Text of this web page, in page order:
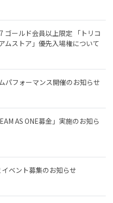
ゴールド会員以上限定 「トリコ
ムストア」優先入場権について
パフォーマンス開催のお知らせ
AS ONE募金」実施のお知ら
イベント募集のお知らせ